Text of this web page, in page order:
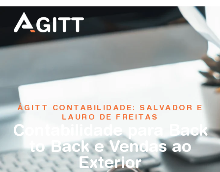
ÁGITT CONTABILIDADE: SALVADOR E
LAURO DE FREITAS
Contabilidade para Back
to Back e Vendas ao
Exterior